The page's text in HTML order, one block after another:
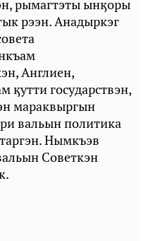
рымагтэты ынӄоры
рээн. Анадыркэг
Англиен,
государствэн,
мараквыргын
вальын политика
Нымкъэв
Советкэн